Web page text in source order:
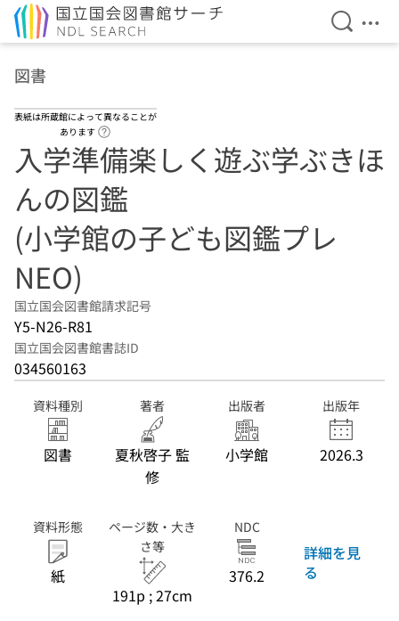
検索を
メ
図書
表紙は所蔵館によって異なることが
あります
入学準備楽しく遊ぶ学ぶきほ
んの図鑑
(小学館の子ども図鑑プレ
NEO)
国立国会図書館請求記号
Y5-N26-R81
国立国会図書館書誌ID
034560163
資料種別
図書
著者
夏秋啓子 監
修
出版者
小学館
出版年
2026.3
資料形態
紙
ページ数・大き
さ等
191p ; 27cm
NDC
376.2
詳細を見
る